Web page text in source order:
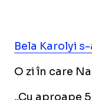
Bela Karolyi
O zi în care
„Cu aproape